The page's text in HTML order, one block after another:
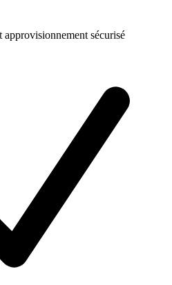
sécurisé